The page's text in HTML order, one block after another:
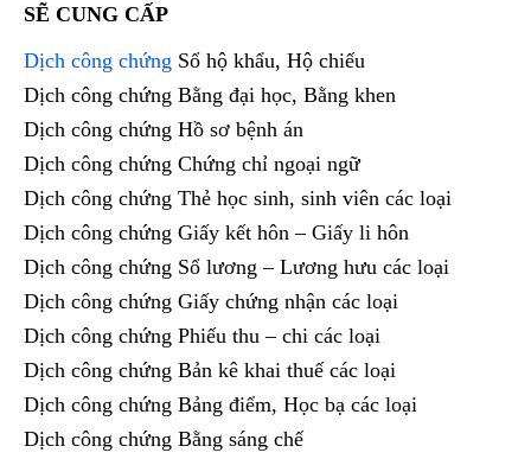
SẼ CUNG CẤP
Dịch công chứng Sổ hộ khẩu, Hộ chiếu
Dịch công chứng Bằng đại học, Bằng khen
Dịch công chứng Hồ sơ bệnh án
Dịch công chứng Chứng chỉ ngoại ngữ
Dịch công chứng Thẻ học sinh, sinh viên các loại
Dịch công chứng Giấy kết hôn – Giấy li hôn
Dịch công chứng Sổ lương – Lương hưu các loại
Dịch công chứng Giấy chứng nhận các loại
Dịch công chứng Phiếu thu – chi các loại
Dịch công chứng Bản kê khai thuế các loại
Dịch công chứng Bảng điểm, Học bạ các loại
Dịch công chứng Bằng sáng chế